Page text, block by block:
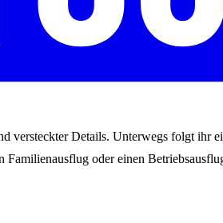
Details. Unterwegs folgt ihr
Familienausflug oder einen